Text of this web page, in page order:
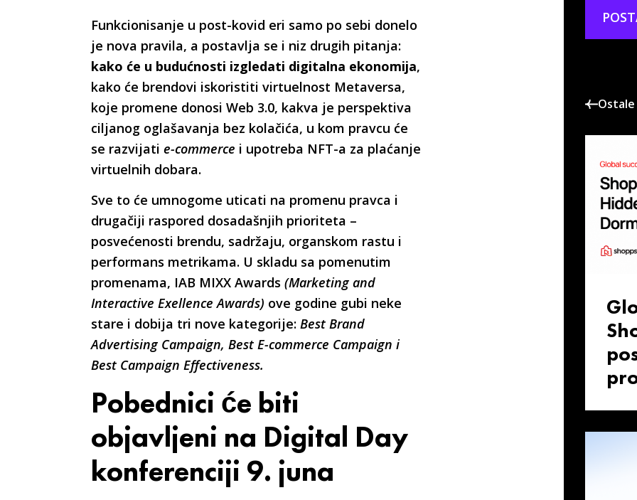
Funkcionisanje u post-kovid eri samo po sebi donelo
je nova pravila, a postavlja se i niz drugih pitanja:
kako će u budućnosti izgledati digitalna ekonomija,
kako će brendovi iskoristiti virtuelnost Metaversa,
koje promene donosi Web 3.0, kakva je perspektiva
ciljanog oglašavanja bez kolačića, u kom pravcu će
se razvijati e-commerce i upotreba NFT-a za plaćanje
virtuelnih dobara.
Sve to će umnogome uticati na promenu pravca i
drugačiji raspored dosadašnjih prioriteta –
posvećenosti brendu, sadržaju, organskom rastu i
performans metrikama. U skladu sa pomenutim
promenama, IAB MIXX Awards (Marketing and
Interactive Exellence Awards) ove godine gubi neke
stare i dobija tri nove kategorije: Best Brand
Advertising Campaign, Best E-commerce Campaign i
Best Campaign Effectiveness.
Pobednici će biti
objavljeni na Digital Day
konferenciji 9. juna
Ostale